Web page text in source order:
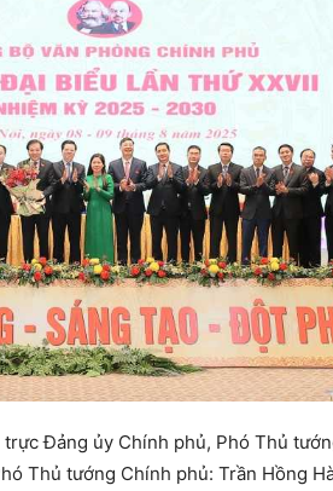
Đảng ủy Chính phủ, Phó Thủ
Thủ tướng Chính phủ: Trần Hồng